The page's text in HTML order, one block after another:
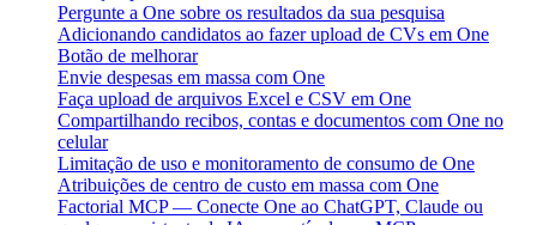
Pergunte a One sobre os resultados da sua pesquisa
Adicionando candidatos ao fazer upload de CVs em One
Botão de melhorar
Envie despesas em massa com One
Faça upload de arquivos Excel e CSV em One
Compartilhando recibos, contas e documentos com One no
celular
Limitação de uso e monitoramento de consumo de One
Atribuições de centro de custo em massa com One
Factorial MCP — Conecte One ao ChatGPT, Claude ou